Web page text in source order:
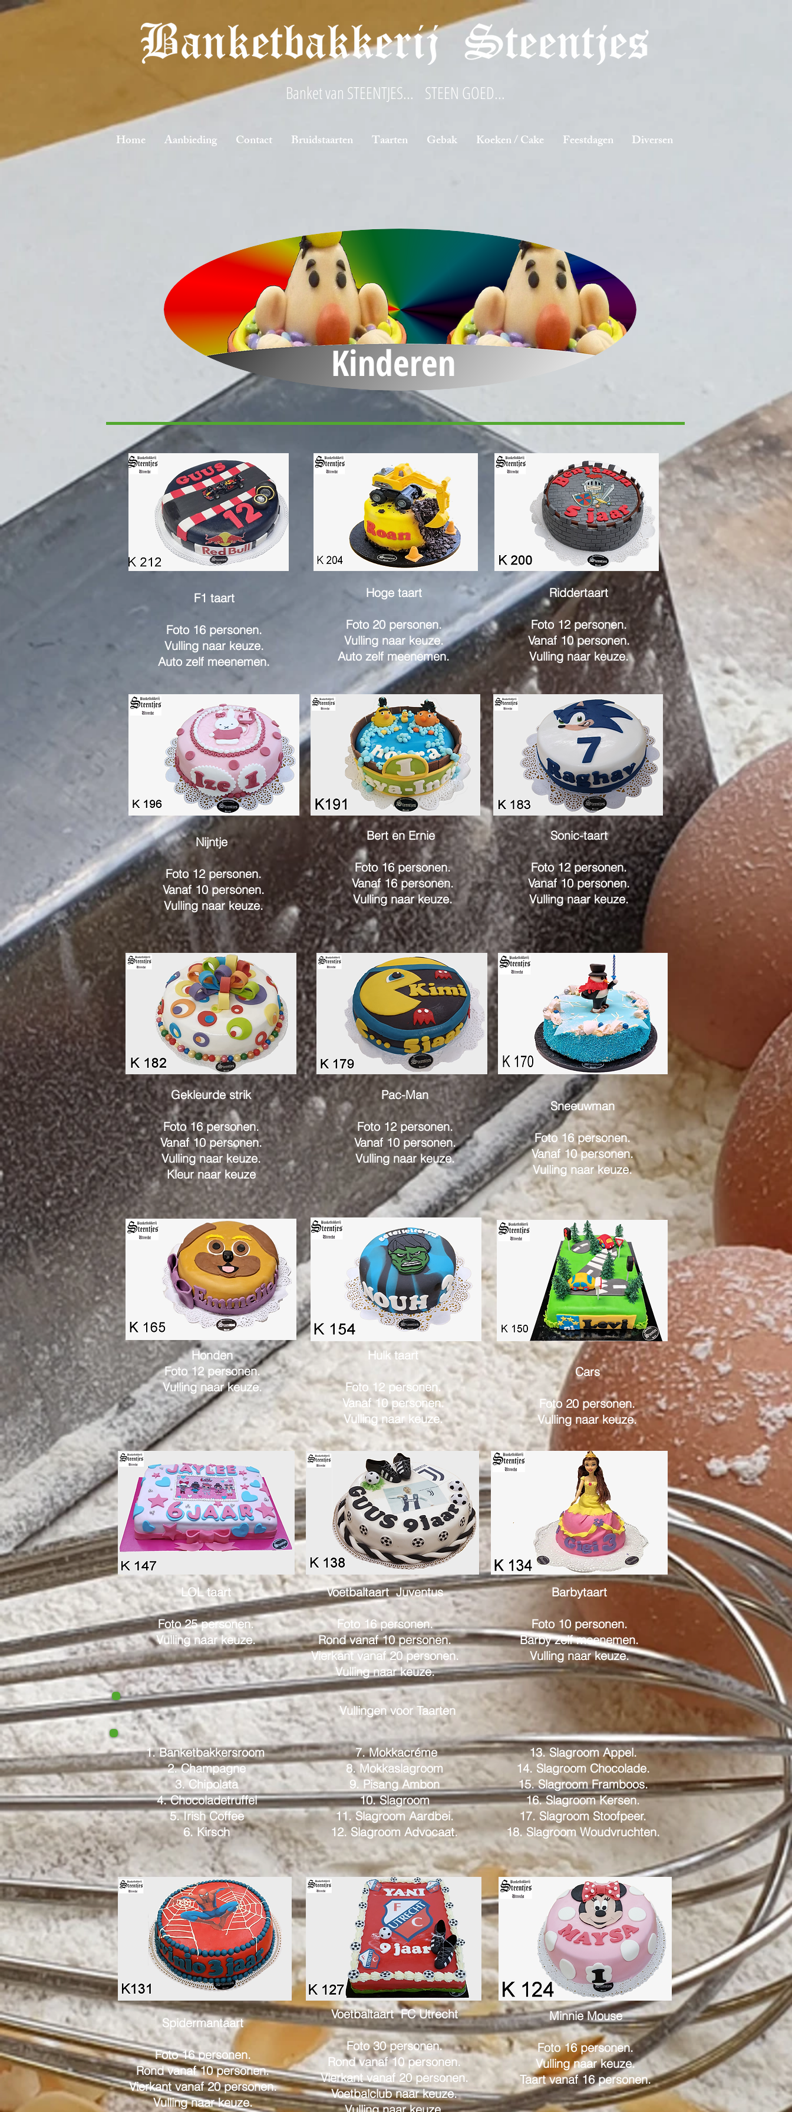
Banket van STEENTJES... STEEN GOED...
Home Aanbieding Contact Bruidstaarten Taarten Gebak Koeken / Cake Feestdagen Diversen
Kinderen
F1 taart
Foto 16 personen.
Vulling naar keuze.
Auto zelf meenemen.
Nijntje
Foto 12 personen.
Vanaf 10 personen.
Vulling naar keuze.
Hoge taart
Foto 20 personen.
Vulling naar keuze.
Auto zelf meenemen.
Bert en Ernie
Foto 16 personen.
Vanaf 16 personen.
Vulling naar keuze.
Riddertaart
Foto 12 personen.
Vanaf 10 personen.
Vulling naar keuze.
Sonic-taart
Foto 12 personen.
Vanaf 10 personen.
Vulling naar keuze.
Gekleurde strik
Foto 16 personen.
Vanaf 10 personen.
Vulling naar keuze.
Kleur naar keuze
Pac-Man
Foto 12 personen.
Vanaf 10 personen.
Vulling naar keuze.
Sneeuwman
Foto 16 personen.
Vanaf 10 personen.
Vulling naar keuze.
Honden
Foto 12 personen.
Vulling naar keuze.
LOL taart
Foto 25 personen.
Vulling naar keuze.
Hulk taart
Foto 12 personen.
Vanaf 10 personen.
Vulling naar keuze.
Voetbaltaart Juventus
Foto 16 personen.
Rond vanaf 10 personen.
Vierkant vanaf 20 personen.
Vulling naar keuze.
Cars
Foto 20 personen.
Vulling naar keuze.
Barbytaart
Foto 10 personen.
Barby zelf meenemen.
Vulling naar keuze.
Vullingen voor Taarten
1. Banketbakkersroom
2. Champagne
3. Chipolata
4. Chocoladetruffel
5. Irish Coffee
6. Kirsch
7. Mokkacréme
8. Mokkaslagroom
9. Pisang Ambon
10. Slagroom
11. Slagroom Aardbei.
12. Slagroom Advocaat.
13. Slagroom Appel.
14. Slagroom Chocolade.
15. Slagroom Framboos.
16. Slagroom Kersen.
17. Slagroom Stoofpeer.
18. Slagroom Woudvruchten.
Spidermantaart
Foto 16 personen.
Rond vanaf 10 personen.
Vierkant vanaf 20 personen.
Vulling naar keuze.
Voetbaltaart FC Utrecht
Foto 30 personen.
Rond vanaf 10 personen.
Vierkant vanaf 20 personen.
Voetbalclub naar keuze.
Minnie Mouse
Foto 16 personen.
Vulling naar keuze.
Taart vanaf 16 personen.